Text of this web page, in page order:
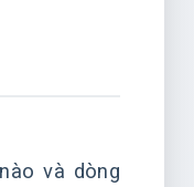
và dòng